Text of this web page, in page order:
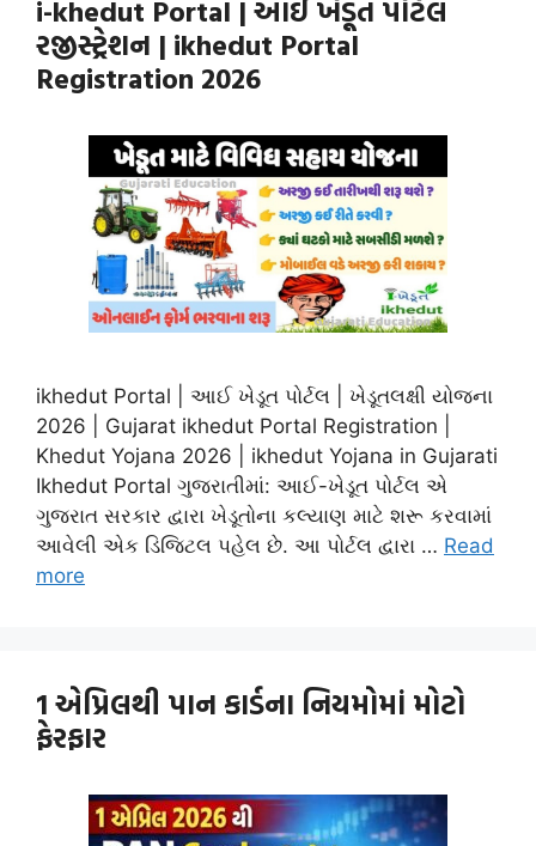
i-khedut Portal | આઈ ખેડૂત પોર્ટલ
રજીસ્ટ્રેશન | ikhedut Portal
Registration 2026
ikhedut Portal | આઈ ખેડૂત પોર્ટલ | ખેડૂતલક્ષી યોજના
2026 | Gujarat ikhedut Portal Registration |
Khedut Yojana 2026 | ikhedut Yojana in Gujarati
Ikhedut Portal ગુજરાતીમાં: આઈ-ખેડૂત પોર્ટલ એ
ગુજરાત સરકાર દ્વારા ખેડૂતોના કલ્યાણ માટે શરૂ કરવામાં
આવેલી એક ડિજિટલ પહેલ છે. આ પોર્ટલ દ્વારા … Read
more
1 એપ્રિલથી પાન કાર્ડના નિયમોમાં મોટો
ફેરફાર